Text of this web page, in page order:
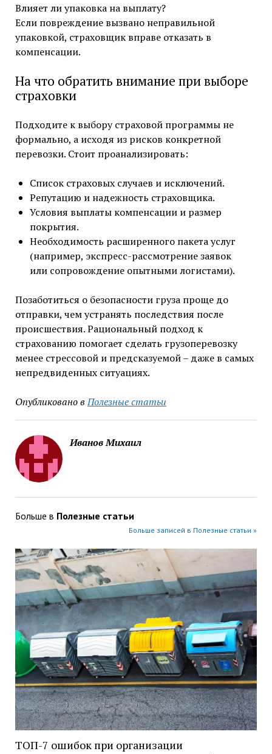
Влияет ли упаковка на выплату?
Если повреждение вызвано неправильной
упаковкой, страховщик вправе отказать в
компенсации.
На что обратить внимание при выборе
страховки
Подходите к выбору страховой программы не
формально, а исходя из рисков конкретной
перевозки. Стоит проанализировать:
Список страховых случаев и исключений.
Репутацию и надежность страховщика.
Условия выплаты компенсации и размер
покрытия.
Необходимость расширенного пакета услуг
(например, экспресс-рассмотрение заявок
или сопровождение опытными логистами).
Позаботиться о безопасности груза проще до
отправки, чем устранять последствия после
происшествия. Рациональный подход к
страхованию помогает сделать грузоперевозку
менее стрессовой и предсказуемой – даже в самых
непредвиденных ситуациях.
Опубликовано в Полезные статьи
Иванов Михаил
Больше в Полезные статьи
Больше записей в Полезные статьи »
ТОП-7 ошибок при организации